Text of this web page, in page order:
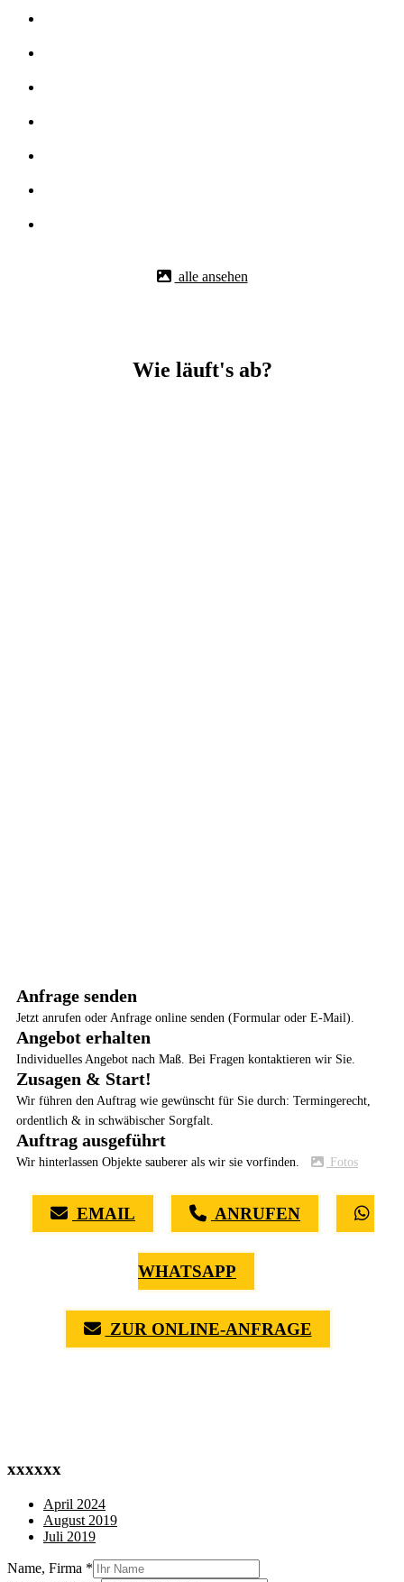
alle ansehen
Wie läuft's ab?
Anfrage senden
Jetzt anrufen oder Anfrage online senden (Formular oder E-Mail).
Angebot erhalten
Individuelles Angebot nach Maß. Bei Fragen kontaktieren wir Sie.
Zusagen & Start!
Wir führen den Auftrag wie gewünscht für Sie durch: Termingerecht,
ordentlich & in schwäbischer Sorgfalt.
Auftrag ausgeführt
Wir hinterlassen Objekte sauberer als wir sie vorfinden. Fotos
EMAIL ANRUFEN
WHATSAPP
ZUR ONLINE-ANFRAGE
xxxxxx
April 2024
August 2019
Juli 2019
Name, Firma *